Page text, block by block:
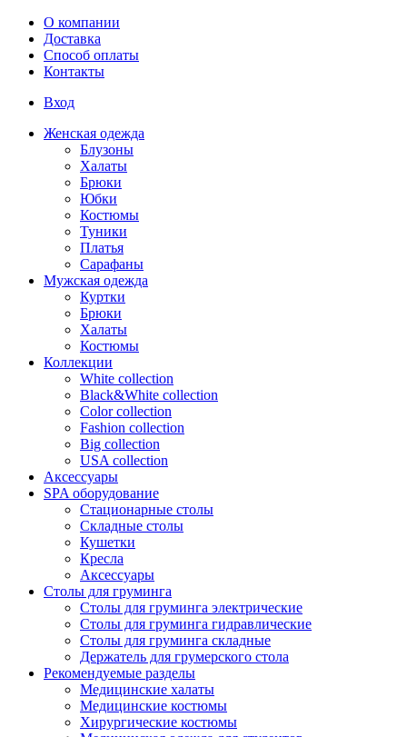
Перейти к основному содержанию
О компании
Доставка
Способ оплаты
Контакты
Вход
Женская одежда
Блузоны
Халаты
Брюки
Юбки
Костюмы
Туники
Платья
Сарафаны
Мужская одежда
Куртки
Брюки
Халаты
Костюмы
Коллекции
White collection
Black&White collection
Color collection
Fashion collection
Big collection
USA collection
Аксессуары
SPA оборудование
Стационарные столы
Складные столы
Кушетки
Кресла
Аксессуары
Столы для груминга
Столы для груминга электрические
Столы для груминга гидравлические
Столы для груминга складные
Держатель для грумерского стола
Рекомендуемые разделы
Медицинские халаты
Медицинские костюмы
Хирургические костюмы